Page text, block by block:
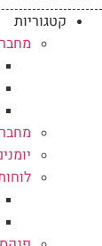
קטגוריות